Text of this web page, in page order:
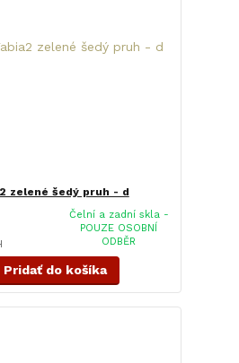
zelené šedý pruh - d
Čelní a zadní skla -
POUZE OSOBNÍ
ODBĚR
Pridať do košíka